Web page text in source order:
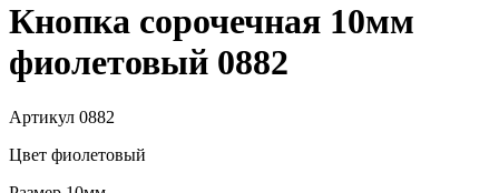
Кнопка сорочечная 10мм
фиолетовый 0882
Артикул 0882
Цвет фиолетовый